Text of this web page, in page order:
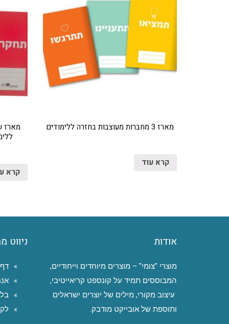
מארז 3 מחברות מעוצבות בחזרה ללימודים
קרא עוד
מארז
קרא
אודות
מוצרי "צומי" – מוצרים מיוחדים וייחודיים,
המבוססים תמיד על קונספט קריאייטיבי,
עיצוב מקורי, מילים של יוצרים ישראלים
ותוספת של אובייקט מודבק.
ניווט